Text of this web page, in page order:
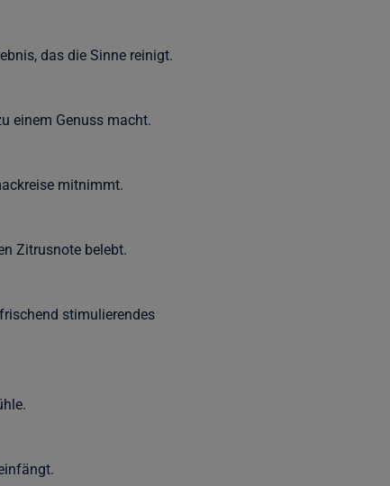
das die Sinne reinigt.
einem Genuss macht.
mitnimmt.
Zitrusnote belebt.
stimulierendes